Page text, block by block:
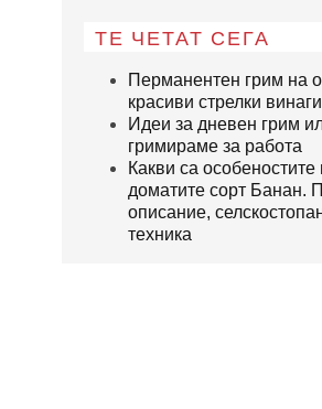
ТЕ ЧЕТАТ СЕГА
Перманентен грим на
красиви стрелки винаги
Идеи за дневен грим
гримираме за работа
Какви са особеностите
доматите сорт Банан.
описание,
техника